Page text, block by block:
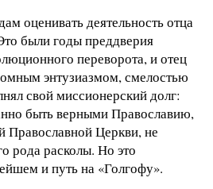
оценивать деятельность отца
были годы преддверия
переворота, и отец
энтузиазмом, смелостью
свой миссионерский долг:
быть верными Православию,
Православной Церкви, не
рода расколы. Но это
и путь на «Голгофу».